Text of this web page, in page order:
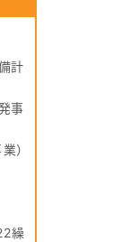
計
事
）
繰